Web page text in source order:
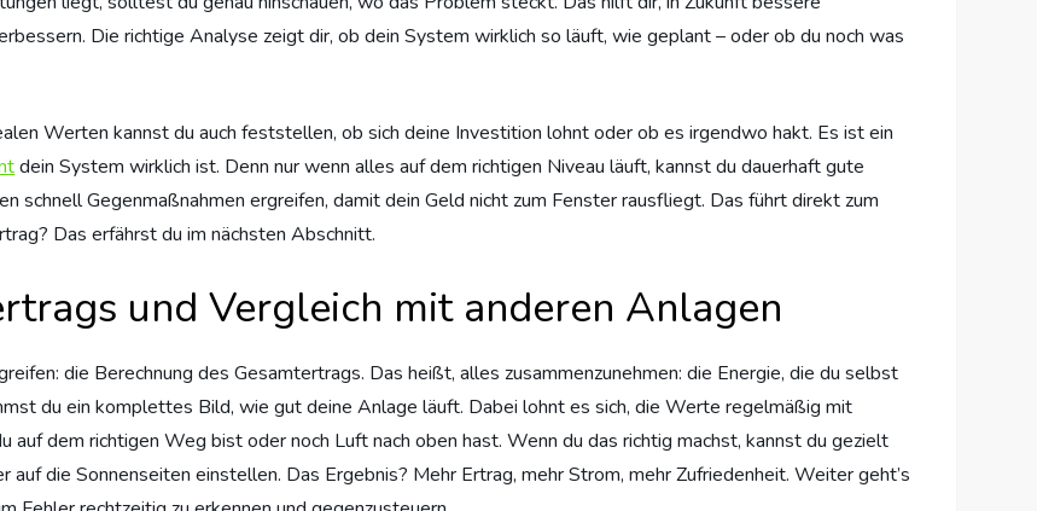
Die richtige Analyse zeigt dir, ob dein System wirklich so läuft, wie geplant – oder ob du noch was
Werten kannst du auch feststellen, ob sich deine Investition lohnt oder ob es irgendwo hakt. Es ist ein
dein System wirklich ist. Denn nur wenn alles auf dem richtigen Niveau läuft, kannst du dauerhaft gute
schnell Gegenmaßnahmen ergreifen, damit dein Geld nicht zum Fenster rausfliegt. Das führt direkt zum
Das erfährst du im nächsten Abschnitt.
und Vergleich mit anderen Anlagen
die Berechnung des Gesamtertrags. Das heißt, alles zusammenzunehmen: die Energie, die du selbst
du ein komplettes Bild, wie gut deine Anlage läuft. Dabei lohnt es sich, die Werte regelmäßig mit
auf dem richtigen Weg bist oder noch Luft nach oben hast. Wenn du das richtig machst, kannst du gezielt
die Sonnenseiten einstellen. Das Ergebnis? Mehr Ertrag, mehr Strom, mehr Zufriedenheit. Weiter geht’s